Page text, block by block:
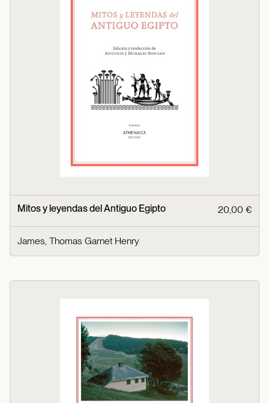
Mitos y leyendas del Antiguo Egipto 20,00 €
James, Thomas Garnet Henry